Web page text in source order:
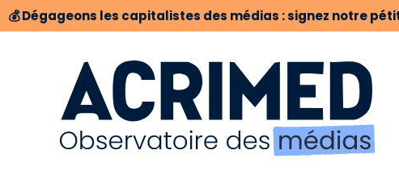
💰Dégageons les capitalistes des médias : signez notre